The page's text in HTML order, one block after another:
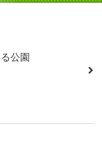
公園